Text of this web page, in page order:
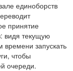
единоборств
принятие
видя текущую
времени запускать
чтобы
очереди.